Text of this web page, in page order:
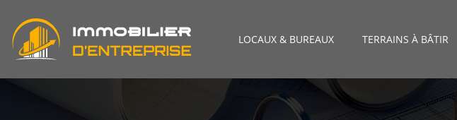
LOCAUX & BUREAUX TERRAINS À BÂTIR